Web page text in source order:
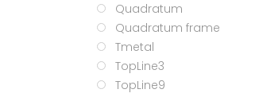
Quadratum
Quadratum frame
Tmetal
TopLine3
TopLine9